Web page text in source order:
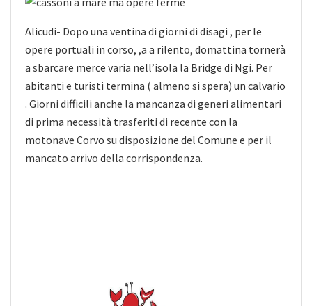
Alicudi- Dopo una ventina di giorni di disagi , per le
opere portuali in corso, ,a a rilento, domattina tornerà
a sbarcare merce varia nell’isola la Bridge di Ngi. Per
abitanti e turisti termina ( almeno si spera) un calvario
. Giorni difficili anche la mancanza di generi alimentari
di prima necessità trasferiti di recente con la
motonave Corvo su disposizione del Comune e per il
mancato arrivo della corrispondenza.